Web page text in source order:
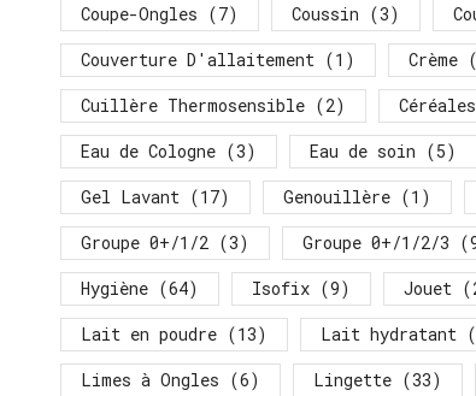
Coupe-Ongles (7) Coussin (3)
Couverture D'allaitement (1) Crème
Cuillère Thermosensible (2) Céréales
Eau de Cologne (3) Eau de soin (5)
Gel Lavant (17) Genouillère (1)
Groupe 0+/1/2 (3) Groupe 0+/1/2/3
Hygiène (64) Isofix (9) Jouet
Lait en poudre (13) Lait hydratant
Limes à Ongles (6) Lingette (33)